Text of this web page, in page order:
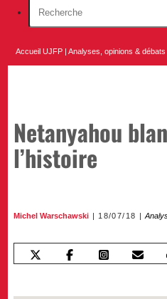
Accueil UJFP |Analyses, opinions & débats
Netanyahou
l’histoire
Michel Warschawski 18/07/18